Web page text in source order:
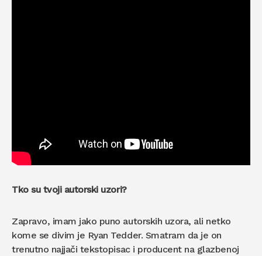
Tko su tvoji autorski uzori?
Zapravo, imam jako puno autorskih uzora, ali netko
kome se divim je Ryan Tedder. Smatram da je on
trenutno najjači tekstopisac i producent na glazbenoj